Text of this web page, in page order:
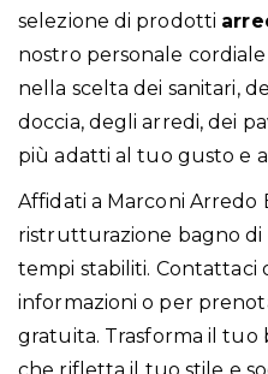
selezione di prodotti
nostro personale
nella scelta dei sanitari,
doccia, degli arredi, dei
più adatti al tuo gusto e
Affidati a Marconi Arredo
ristrutturazione bagno di
tempi stabiliti. Contattaci
informazioni o per
gratuita. Trasforma il tuo